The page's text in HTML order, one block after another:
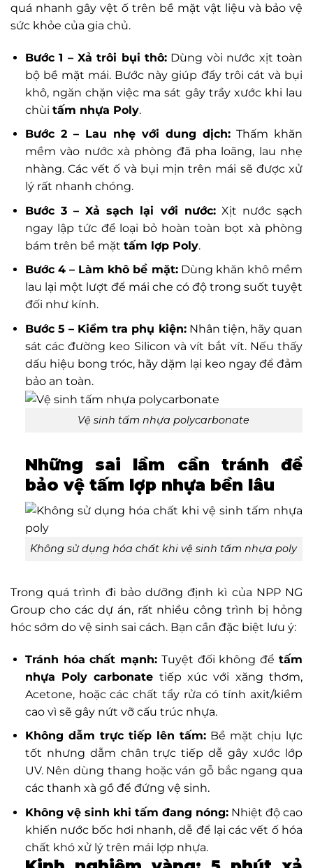
quá nhanh gây vệt ố trên bề mặt vật liệu và bảo vệ
sức khỏe của gia chủ.
Bước 1 – Xả trôi bụi thô: Dùng vòi nước xịt toàn
bộ bề mặt mái. Bước này giúp đẩy trôi cát và bụi
khô, ngăn chặn việc ma sát gây trầy xước khi lau
chùi tấm nhựa Poly.
Bước 2 – Lau nhẹ với dung dịch:Thấm khăn
mềm vào nước xà phòng đã pha loãng, lau nhẹ
nhàng. Các vết ố và bụi mịn trên mái sẽ được xử
lý rất nhanh chóng.
Bước 3 – Xả sạch lại với nước:Xịt nước sạch
ngay lập tức để loại bỏ hoàn toàn bọt xà phòng
bám trên bề mặt tấm lợp Poly.
Bước 4 – Làm khô bề mặt:Dùng khăn khô mềm
lau lại một lượt để mái che có độ trong suốt tuyệt
đối như kính.
Bước 5 – Kiểm tra phụ kiện:Nhân tiện, hãy quan
sát các đường keo Silicon và vít bắt vít. Nếu thấy
dấu hiệu bong tróc, hãy dặm lại keo ngay để đảm
bảo an toàn.
Vệ sinh tấm nhựa polycarbonate
Những sai lầm cần tránh để
bảo vệ tấm lợp nhựa bền lâu
Không sử dụng hóa chất khi vệ sinh tấm nhựa poly
Trong quá trình đi bảo dưỡng định kì của NPP NG
Group cho các dự án, rất nhiều công trình bị hỏng
hóc sớm do vệ sinh sai cách. Bạn cần đặc biệt lưu ý:
Tránh hóa chất mạnh: Tuyệt đối không đểtấm
nhựa Poly carbonate tiếp xúc với xăng thơm,
Acetone, hoặc các chất tẩy rửa có tính axit/kiềm
cao vì sẽ gây nứt vỡ cấu trúc nhựa.
Không dẫm trực tiếp lên tấm:Bề mặt chịu lực
tốt nhưng dẫm chân trực tiếp dễ gây xước lớp
UV. Nên dùng thang hoặc ván gỗ bắc ngang qua
các thanh xà gồ để đứng vệ sinh.
Không vệ sinh khi tấm đang nóng:Nhiệt độ cao
khiến nước bốc hơi nhanh, dễ để lại các vết ố hóa
chất khó xử lý trên mái lợp nhựa.